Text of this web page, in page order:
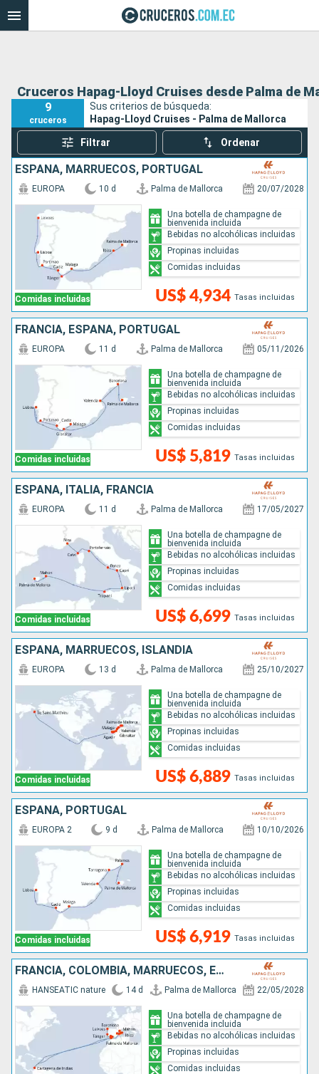
Cruceros Hapag-Lloyd Cruises desde Palma de
9
cruceros
Sus criterios de búsqueda:
Hapag-Lloyd Cruises - Palma de Mallorca
Filtrar Ordenar
ESPAÑA, MARRUECOS, PORTUGAL
Comidas incluidas
EUROPA 10 d Palma de Mallorca 20/07/2028
US$ 4,934 Tasas incluidas
Una botella de champagne de
bienvenida incluida
Bebidas no alcohólicas incluidas
Propinas incluidas
Comidas incluidas
FRANCIA, ESPAÑA, PORTUGAL
Comidas incluidas
EUROPA 11 d Palma de Mallorca 05/11/2026
US$ 5,819 Tasas incluidas
Una botella de champagne de
bienvenida incluida
Bebidas no alcohólicas incluidas
Propinas incluidas
Comidas incluidas
ESPAÑA, ITALIA, FRANCIA
Comidas incluidas
EUROPA 11 d Palma de Mallorca 17/05/2027
US$ 6,699 Tasas incluidas
Una botella de champagne de
bienvenida incluida
Bebidas no alcohólicas incluidas
Propinas incluidas
Comidas incluidas
ESPAÑA, MARRUECOS, ISLANDIA
Comidas incluidas
EUROPA 13 d Palma de Mallorca 25/10/2027
US$ 6,889 Tasas incluidas
Una botella de champagne de
bienvenida incluida
Bebidas no alcohólicas incluidas
Propinas incluidas
Comidas incluidas
ESPAÑA, PORTUGAL
Comidas incluidas
EUROPA 2 9 d Palma de Mallorca 10/10/2026
US$ 6,919 Tasas incluidas
Una botella de champagne de
bienvenida incluida
Bebidas no alcohólicas incluidas
Propinas incluidas
Comidas incluidas
FRANCIA, COLOMBIA, MARRUECOS, ESPAÑA, PORTUGAL
HANSEATIC nature 14 d Palma de Mallorca 22/05/2028
Una botella de champagne de
bienvenida incluida
Bebidas no alcohólicas incluidas
Propinas incluidas
Comidas incluidas